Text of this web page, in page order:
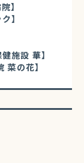
】
】
施設 華】
菜の花】